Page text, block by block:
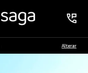
Alterar